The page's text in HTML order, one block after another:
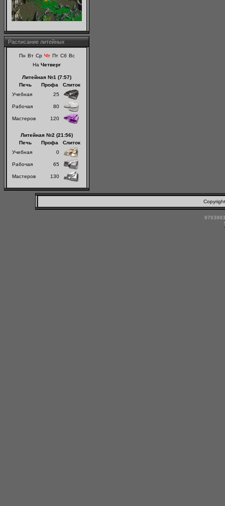
Расписание литейных
Пн Вт Ср Чт Пт Сб Вс
На Четверг
Литейная №1 (7:57)
Печь
Профа
Слиток
Учебная
25
Рабочая 80
Мастеров 120
Литейная №2 (21:56)
Печь
Профа
Слиток
Учебная
0
Рабочая 65
Мастеров 130